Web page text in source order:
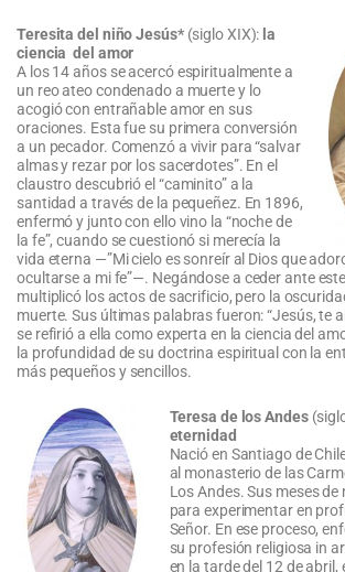
Teresita del niño Jesús* (siglo XIX): la
ciencia del amor
A los 14 años se acercó espiritualmente a
un reo ateo condenado a muerte y lo
acogió con entrañable amor en sus
oraciones. Esta fue su primera conversión
a un pecador. Comenzó a vivir para “salvar
almas y rezar por los sacerdotes”. En el
claustro descubrió el “caminito” a la
santidad a través de la pequeñez. En 1896,
enfermó y junto con ello vino la “noche de
la fe”, cuando se cuestionó si merecía la
vida eterna —”Mi cielo es sonreír al Dios que
ocultarse a mi fe”—. Negándose a ceder ante
multiplicó los actos de sacrificio, pero la
muerte. Sus últimas palabras fueron: “Jesús, te
se refirió a ella como experta en la ciencia del
la profundidad de su doctrina espiritual con la
más pequeños y sencillos.
Teresa de los Andes
eternidad
Nació en Santiago de
al monasterio de las
Los Andes. Sus meses
para experimentar en
Señor. En ese proceso,
su profesión religiosa in
en la tarde del 12 de abril,